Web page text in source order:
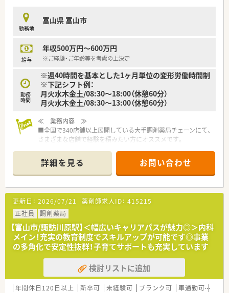
す◎研修制度や店舗内ＯＪＴも整っておりますので、安心してご
就業いただけます♪
ごとの勉強会を行う店舗勉強会など、スキルアップが可能です◎
■研修手当支給制度、認定薬剤師申請の助成なども行っており、
無理なく学べる環境がございます
勤務地
富山県 富山市
給与
年収500万円～600万円
※ご経験・ご年齢等を考慮の上決定
勤務
時間
※週40時間を基本とした1ヶ月単位の変形労働時間制
※下記シフト例：
月火水木金土/08:30～18:00（休憩60分）
月火水木金土/08:30～13:00（休憩60分）
≪ 業務内容 ≫
■全国で340店舗以上展開している大手調剤薬局チェーンにて、
さまざまな店舗で経験を積みたい方にオススメです。
ご希望をお伺いしながら相談のうえ
配属店舗を決定いたします。
≪ こんな会社です ≫
■全国300店舗以上の調剤薬局を展開・運営している企業です。
近年ではグループ企業の統合を実施し、社員数は約1,800名と成
長を続けている企業です。企業規模は大きいものの、エリア特性
に合わせた店舗運営や就業条件の調整を実施するなど地域性を
意識した薬局づくりを実践しています。
■グループで多彩な事業を展開。
コンビニやスーパーなど異業種との提携による新しい店舗展開
に取り組んでいる会社です。
■「メディカルアロマ」や「医療用サプリメント」など積極的に予
防医療を提案している会社です。
■大手ならではの最新設備やマニュアルがある為、安心して勤務
詳細を見る お問い合わせ
更新日： 2026/07/21 薬剤師求人ID： 415215
正社員
調剤薬局
【富山市/諏訪川原駅】＜幅広いキャリアパスが魅力◎＞内科
メイン！充実の教育制度でスキルアップが可能です◎事業
の多角化で安定性抜群！子育てサポートも充実しています
検討リストに追加
年間休日120日以上 新卒可 未経験可 ブランク可 車通勤可